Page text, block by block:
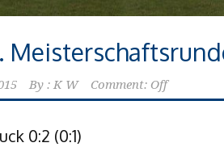
By : K W Comment: Off
0:2 (0:1)